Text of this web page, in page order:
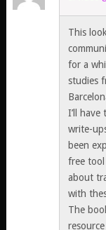
This
for a
studies
I’ll
write-
been
free tool
about
with
The